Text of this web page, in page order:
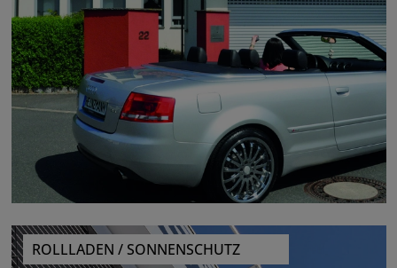
ROLLLADEN / SONNENSCHUTZ